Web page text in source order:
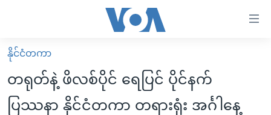
လွယ်ကူ
စေ
သည့်
မူလစာမျက်နှာ
မြန်မာ
ကမ္ဘာ့သတင်းများ
နိုင်ငံတကာ
တရုတ်နဲ့ ဖိလစ်ပိုင် ရေပြင် ပိုင်နက်
ပြဿနာ နိုင်ငံတကာ တရားရုံး အင်္ဂါနေ့